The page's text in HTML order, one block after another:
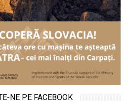
NE PE FACEBOOK